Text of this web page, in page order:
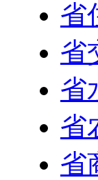
省
省
省
省
省